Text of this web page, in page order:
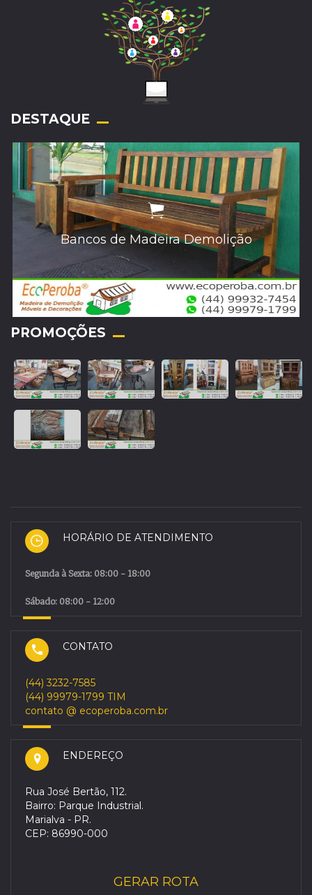
DESTAQUE
Bancos de Madeira Demolição
PROMOÇÕES
HORÁRIO DE ATENDIMENTO
Segunda à Sexta: 08:00 - 18:00
Sábado: 08:00 - 12:00
CONTATO
(44) 3232-7585
(44) 99979-1799 TIM
contato @ ecoperoba.com.br
ENDEREÇO
Rua José Bertão, 112.
Bairro: Parque Industrial.
Marialva - PR.
CEP: 86990-000
GERAR ROTA